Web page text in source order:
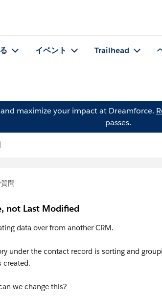
イベント Trailhead
maximize your impact at Dreamforce.
passes.
質問
not Last Modified
data over from another CRM.
under the contact record is sorting and
created.
we change this?